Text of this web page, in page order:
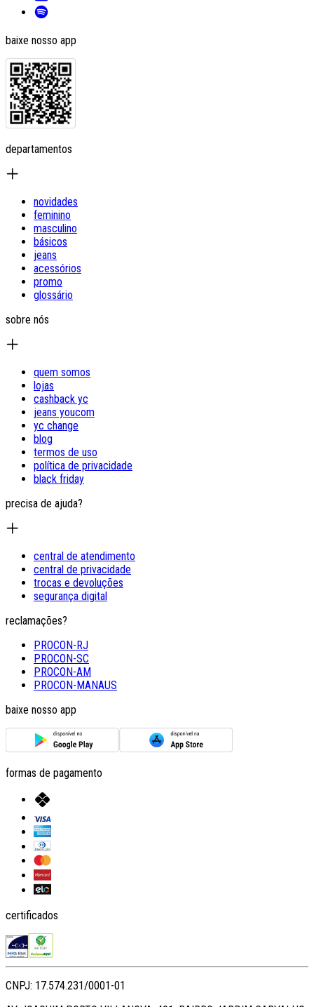
baixe nosso app
departamentos
novidades
feminino
masculino
básicos
jeans
acessórios
promo
glossário
sobre nós
quem somos
lojas
cashback yc
jeans youcom
yc change
blog
termos de uso
política de privacidade
black friday
precisa de ajuda?
central de atendimento
central de privacidade
trocas e devoluções
segurança digital
reclamações?
PROCON-RJ
PROCON-SC
PROCON-AM
PROCON-MANAUS
baixe nosso app
formas de pagamento
certificados
CNPJ: 17.574.231/0001-01